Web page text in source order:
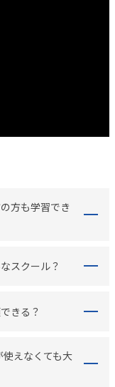
方も学習でき
スクール？
きる？
えなくても大